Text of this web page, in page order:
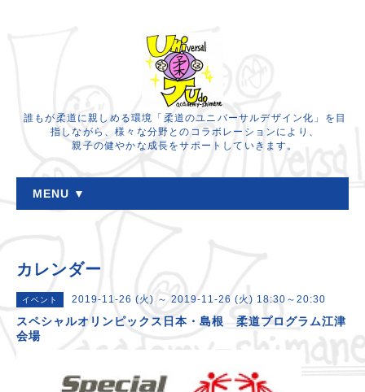
誰もが柔道に親しめる環境「柔道のユニバーサルデザイン化」を目
指しながら、様々な分野とのコラボレーションにより、
親子の健やかな成長をサポートしていきます。
MENU ▼
カレンダー
イベント 2019-11-26 (火) ～ 2019-11-26 (火) 18:30～20:30
スペシャルオリンピックス日本・島根 柔道プログラム江津
会場